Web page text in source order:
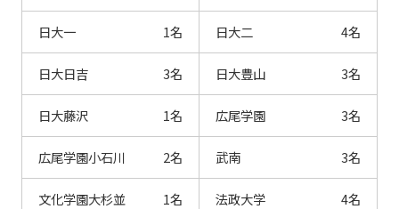
日大一 1名 日大二 4名
日大日吉 3名 日大豊山 3名
日大藤沢 1名 広尾学園 3名
広尾学園小石川 2名 武南 3名
文化学園大杉並 1名 法政大学 4名